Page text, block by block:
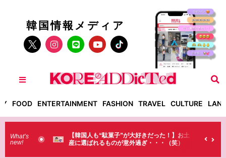
韓国情報メディア
FOOD ENTERTAINMENT FASHION TRAVEL CULTURE
What’s
new!
！】お土
（笑）
【そんなものまで買っていくの？】日本のド
ラストで韓国人が買うものがちょっと…